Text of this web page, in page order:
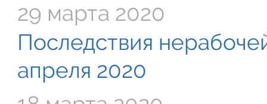
29 марта 2020
Последствия
апреля 2020